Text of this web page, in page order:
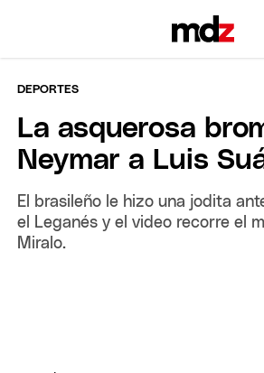
DEPORTES
La asquerosa
Neymar a Luis
El brasileño le hizo una jodita
el Leganés y el video recorre el
Miralo.